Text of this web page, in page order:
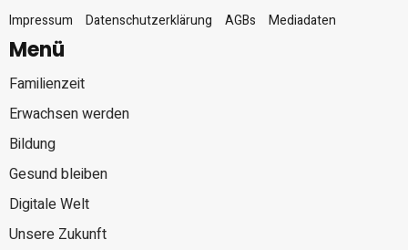
Impressum
Datenschutzerklärung AGBs Mediadaten
Menü
Familienzeit
Erwachsen werden
Bildung
Gesund bleiben
Digitale Welt
Unsere Zukunft